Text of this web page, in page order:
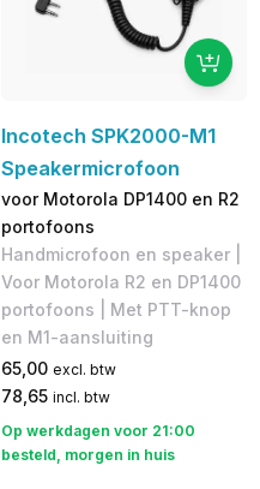
Incotech SPK2000-M1
Speakermicrofoon
voor Motorola DP1400 en R2
portofoons
Handmicrofoon en speaker |
Voor Motorola R2 en DP1400
portofoons | Met PTT-knop
en M1-aansluiting
65,00 excl. btw
78,65 incl. btw
Op werkdagen voor 21:00
besteld, morgen in huis